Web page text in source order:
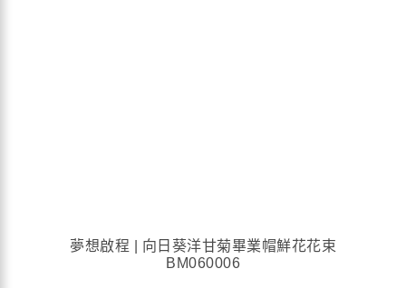
夢想啟程 | 向日葵洋甘菊畢業帽鮮花花束
BM060006